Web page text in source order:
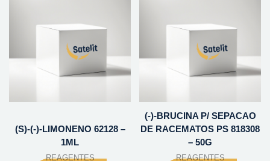
(S)-(-)-LIMONENO 62128 –
1ML
REAGENTES
(-)-BRUCINA P/ SEPACAO
DE RACEMATOS PS 818308
– 50G
REAGENTES